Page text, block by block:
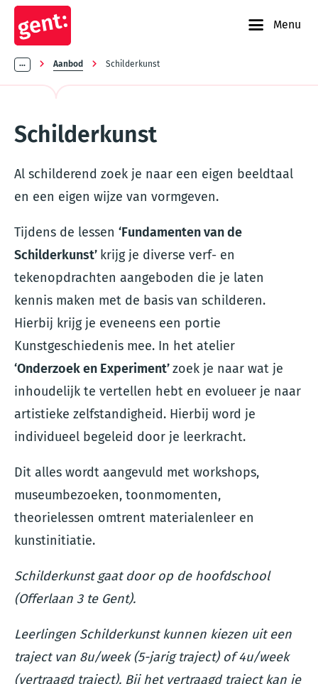
Menu
Kruimelpad
... Aanbod Schilderkunst
Schilderkunst
Al schilderend zoek je naar een eigen beeldtaal
en een eigen wijze van vormgeven.
Tijdens de lessen ‘Fundamenten van de
Schilderkunst’ krijg je diverse verf- en
tekenopdrachten aangeboden die je laten
kennis maken met de basis van schilderen.
Hierbij krijg je eveneens een portie
Kunstgeschiedenis mee. In het atelier
‘Onderzoek en Experiment’zoek je naar wat je
inhoudelijk te vertellen hebt en evolueer je naar
artistieke zelfstandigheid. Hierbij word je
individueel begeleid door je leerkracht.
Dit alles wordt aangevuld met workshops,
museumbezoeken, toonmomenten,
theorielessen omtrent materialenleer en
kunstinitiatie.
Schilderkunst gaat door op de hoofdschool
(Offerlaan 3 te Gent).
Leerlingen Schilderkunst kunnen kiezen uit een
traject van 8u/week (5-jarig traject) of 4u/week
(vertraagd traject). Bij het vertraagd traject kan je